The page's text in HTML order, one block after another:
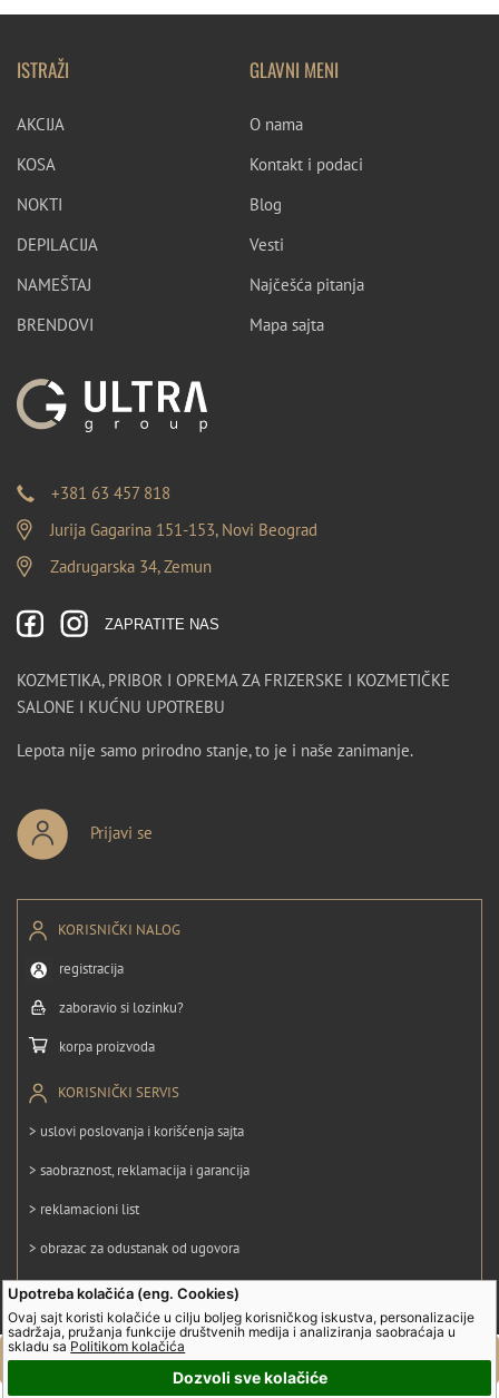
Upotreba kolačića (eng. Cookies)
Ovaj sajt koristi kolačiće u cilju boljeg korisničkog iskustva, personalizacije
sadržaja, pružanja funkcije društvenih medija i analiziranja saobraćaja u
skladu sa Politikom kolačića
Dozvoli sve kolačiće
ISTRAŽI
AKCIJA
KOSA
NOKTI
DEPILACIJA
NAMEŠTAJ
BRENDOVI
GLAVNI MENI
O nama
Kontakt i podaci
Blog
Vesti
Najčešća pitanja
Mapa sajta
+381 63 457 818
Jurija Gagarina 151-153, Novi Beograd
Zadrugarska 34, Zemun
ZAPRATITE NAS
KOZMETIKA, PRIBOR I OPREMA ZA FRIZERSKE I KOZMETIČKE
SALONE I KUĆNU UPOTREBU
Lepota nije samo prirodno stanje, to je i naše zanimanje.
Prijavi se
KORISNIČKI NALOG
registracija
zaboravio si lozinku?
korpa proizvoda
KORISNIČKI SERVIS
> uslovi poslovanja i korišćenja sajta
> saobraznost, reklamacija i garancija
> reklamacioni list
> obrazac za odustanak od ugovora
> politika privatnosti
> politika kolačića